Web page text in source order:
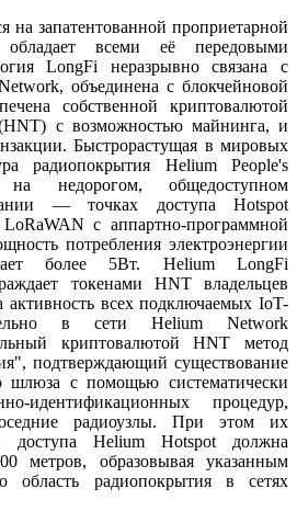
на запатентованной проприетарной
всеми её передовыми
LongFi неразрывно связана с
объединена с блокчейновой
собственной криптовалютой
с возможностью майнинга, и
Быстрорастущая в мировых
радиопокрытия Helium People's
на недорогом, общедоступном
— точках доступа Hotspot
с аппартно-программной
потребления электроэнергии
более 5Вт. Helium LongFi
токенами HNT владельцев
активность всех подключаемых IoT-
в сети Helium Network
криптовалютой HNT метод
подтверждающий существование
шлюза с помощью систематически
идентификационных процедур,
радиоузлы. При этом их
доступа Helium Hotspot должна
метров, образовывая указанным
область радиопокрытия в сетях